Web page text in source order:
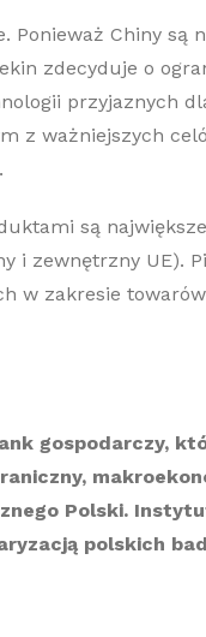
Ponieważ Chiny
zdecyduje o
przyjaznych
z ważniejszych
są
zewnętrzny UE).
w zakresie
gospodarczy,
Polski.
polskich